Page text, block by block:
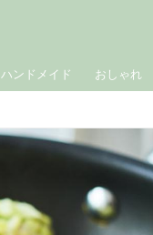
ハンドメイド おしゃれ